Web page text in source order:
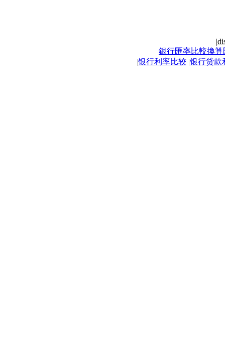
|
銀行匯率比較換算
|银行利率比较 |银行贷款